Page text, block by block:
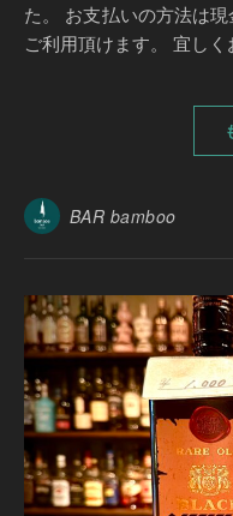
た。 お支払いの方法は
ご利用頂けます。 宜し
BAR bamboo